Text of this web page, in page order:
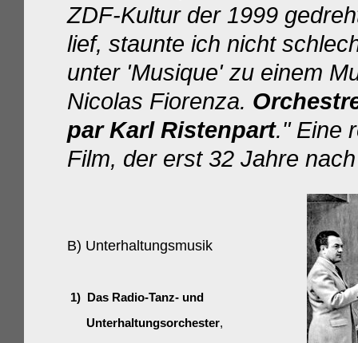
ZDF-Kultur der 1999
lief, staunte ich nicht
unter 'Musique' zu einem
Nicolas Fiorenza.
par Karl Ristenpart." Eine
Film, der erst 32 Jahre
B) Unterhaltungsmusik
1) Das Radio-Tanz- und
Unterhaltungsorchester,